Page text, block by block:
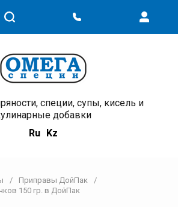
специи, супы, кисель и
добавки
Ru Kz
/ Приправы ДойПак
/
150 гр. в ДойПак